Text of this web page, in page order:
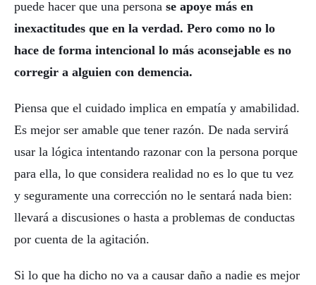
puede hacer que una persona se apoye más en
inexactitudes que en la verdad. Pero como no lo
hace de forma intencional lo más aconsejable es no
corregir a alguien con demencia.
Piensa que el cuidado implica en empatía y amabilidad.
Es mejor ser amable que tener razón. De nada servirá
usar la lógica intentando razonar con la persona porque
para ella, lo que considera realidad no es lo que tu vez
y seguramente una corrección no le sentará nada bien:
llevará a discusiones o hasta a problemas de conductas
por cuenta de la agitación.
Si lo que ha dicho no va a causar daño a nadie es mejor